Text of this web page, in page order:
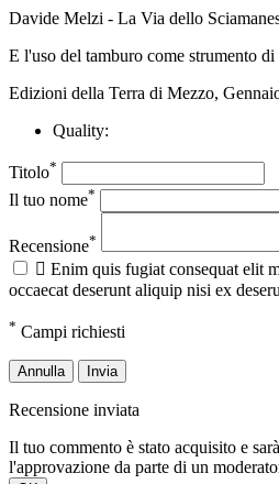
Davide Melzi - La Via dello
E l'uso del tamburo come strumento di
Edizioni della Terra di Mezzo,
Quality:
Titolo*
Il tuo nome*
Recensione*
 Enim quis fugiat consequat elit
occaecat deserunt aliquip nisi ex
* Campi richiesti
Annulla Invia
Recensione inviata
Il tuo commento è stato acquisito e
l'approvazione da parte di un